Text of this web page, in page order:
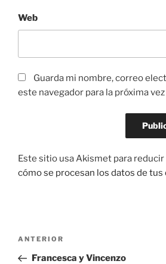
Web
Guarda mi nombre, correo
este navegador para la próxima
Este sitio usa Akismet para reducir
cómo se procesan los datos de
Navegación
Entrada
anterior:
ANTERIOR
Francesca y Vincenzo